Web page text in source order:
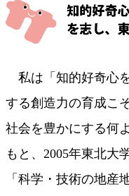
私は「知的好奇心
する創造力の育成こ
社会を豊かにする何
もと、2005年東北大
「科学・技術の地産